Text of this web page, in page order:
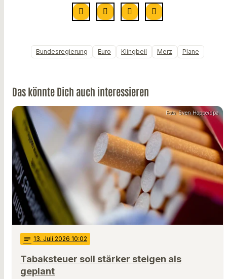
Bundesregierung Euro Klingbeil Merz Plane
Das könnte Dich auch interessieren
Foto: Sven Hoppe/dpa
notes 13. Juli 2026 10:02
Tabaksteuer soll stärker steigen als
geplant